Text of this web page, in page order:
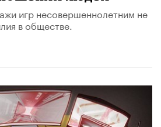
игр несовершеннолетним не
в обществе.